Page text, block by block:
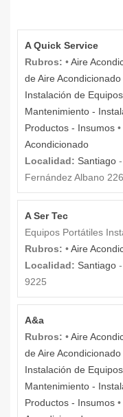
A Quick Service
Rubros: •Aire
de Aire Acondicionado
Instalación de
Mantenimiento -
Productos - Insumos •
Acondicionado
Localidad: Santiago -
Fernández Albano 226
A Ser Tec
Equipos Portátiles
Rubros: •Aire
Localidad: Santiago -
9225
A&a
Rubros: •Aire
de Aire Acondicionado
Instalación de
Mantenimiento -
Productos - Insumos •